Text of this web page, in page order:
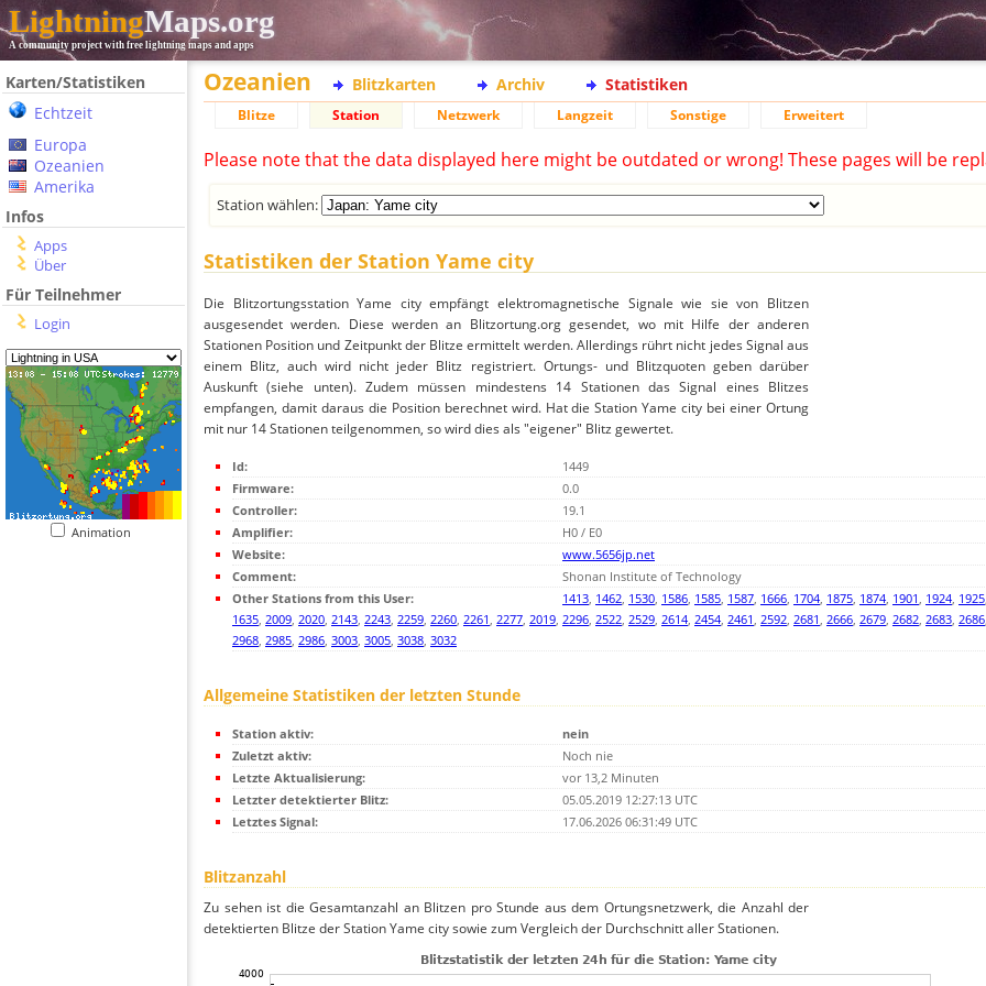
LightningMaps.org
A community project with free lightning maps and apps
Karten/Statistiken
Echtzeit
Europa
Ozeanien
Amerika
Infos
Apps
Über
Für Teilnehmer
Login
Animation
Ozeanien Blitzkarten Archiv Statistiken
Blitze Station Netzwerk Langzeit Sonstige Erweitert
Please note that the data displayed here might be outdated or wrong! These pages will be
Station wählen:
Statistiken der Station Yame city
Die Blitzortungsstation Yame city empfängt elektromagnetische Signale wie sie von Blitzen
ausgesendet werden. Diese werden an Blitzortung.org gesendet, wo mit Hilfe der anderen
Stationen Position und Zeitpunkt der Blitze ermittelt werden. Allerdings rührt nicht jedes Signal aus
einem Blitz, auch wird nicht jeder Blitz registriert. Ortungs- und Blitzquoten geben darüber
Auskunft (siehe unten). Zudem müssen mindestens 14 Stationen das Signal eines Blitzes
empfangen, damit daraus die Position berechnet wird. Hat die Station Yame city bei einer Ortung
mit nur 14 Stationen teilgenommen, so wird dies als "eigener" Blitz gewertet.
Id:
1449
Firmware:
0.0
Controller:
19.1
Amplifier:
H0 / E0
Website:
www.5656jp.net
Comment:
Shonan Institute of Technology
Other Stations from this User:
1413, 1462, 1530, 1586, 1585, 1587, 1666, 1704, 1875, 1874, 1901, 1924, 1925
1635, 2009, 2020, 2143, 2243, 2259, 2260, 2261, 2277, 2019, 2296, 2522, 2529, 2614, 2454, 2461, 2592, 2681, 2666, 2679, 2682, 2683, 2686
2968, 2985, 2986, 3003, 3005, 3038, 3032
Allgemeine Statistiken der letzten Stunde
Station aktiv:
nein
Zuletzt aktiv:
Noch nie
Letzte Aktualisierung:
vor 13,2 Minuten
Letzter detektierter Blitz:
05.05.2019 12:27:13 UTC
Letztes Signal:
17.06.2026 06:31:49 UTC
Blitzanzahl
Zu sehen ist die Gesamtanzahl an Blitzen pro Stunde aus dem Ortungsnetzwerk, die Anzahl der
detektierten Blitze der Station Yame city sowie zum Vergleich der Durchschnitt aller Stationen.